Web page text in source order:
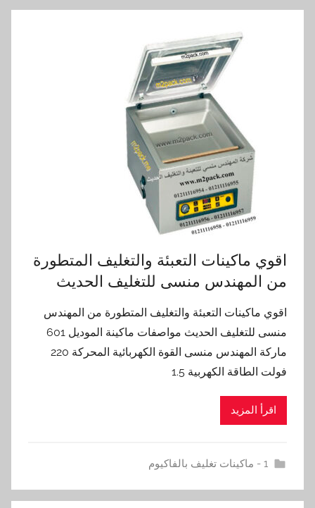
اقوي ماكينات التعبئة والتغليف المتطورة
من المهندس منسى للتغليف الحديث
اقوي ماكينات التعبئة والتغليف المتطورة من المهندس
منسى للتغليف الحديث مواصفات ماكينة الموديل 601
ماركة المهندس منسى القوة الكهربائية المحركة 220
فولت الطاقة الكهربية 1.5
اقرأ المزيد
1 - ماكينات تغليف بالفاكيوم